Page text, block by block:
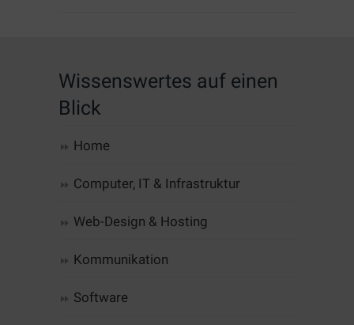
Wissenswertes auf einen
Blick
Home
Computer, IT & Infrastruktur
Web-Design & Hosting
Kommunikation
Software